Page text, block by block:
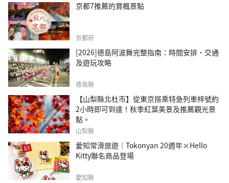
京都7推薦的賞楓景點
京都府
[2026]德島阿波舞完整指南：時間安排、交通
及遊玩攻略
德島縣
【山梨縣北杜市】從東京搭乘特急列車梓號約
2小時即可到達！秋季紅葉美景及推薦觀光景
點。
山梨縣
愛知常滑旅遊｜Tokonyan 20週年×Hello
Kitty聯名商品登場
愛知縣